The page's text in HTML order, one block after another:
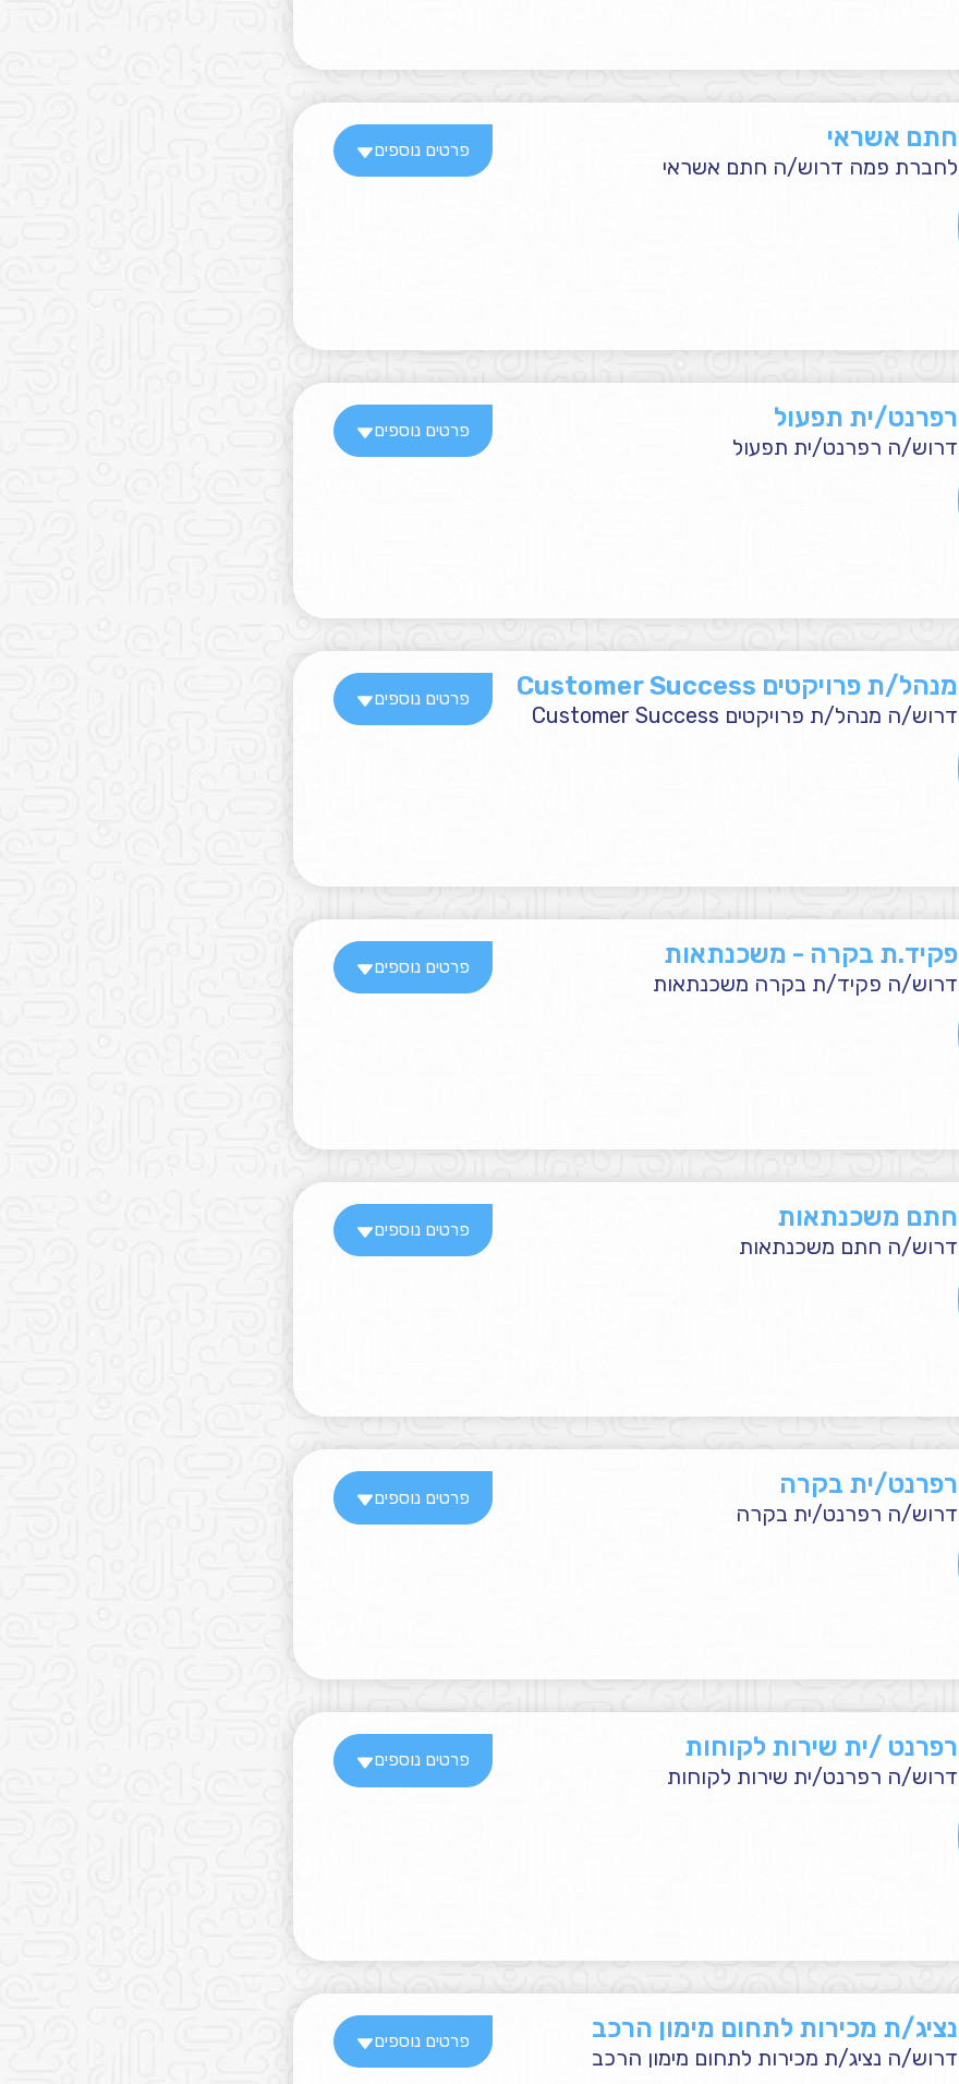
חתם אשראי
לחברת פמה דרוש/ה חתם אשראי
פרטים נוספים
רפרנט/ית תפעול
דרוש/ה רפרנט/ית תפעול
פרטים נוספים
מנהל/ת פרויקטים Customer Success
דרוש/ה מנהל/ת פרויקטים Customer Success
פרטים נוספים
פקיד.ת בקרה - משכנתאות
דרוש/ה פקיד/ת בקרה משכנתאות
פרטים נוספים
חתם משכנתאות
דרוש/ה חתם משכנתאות
פרטים נוספים
רפרנט/ית בקרה
דרוש/ה רפרנט/ית בקרה
פרטים נוספים
רפרנט /ית שירות לקוחות
דרוש/ה רפרנט/ית שירות לקוחות
פרטים נוספים
נציג/ת מכירות לתחום מימון הרכב
דרוש/ה נציג/ת מכירות לתחום מימון הרכב
פרטים נוספים